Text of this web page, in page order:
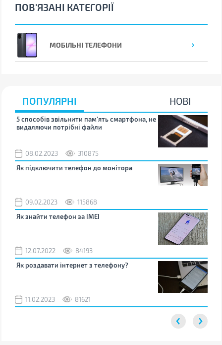
ПОВ'ЯЗАНІ КАТЕГОРІЇ
МОБІЛЬНІ ТЕЛЕФОНИ
ПОПУЛЯРНІ НОВІ
5 способів звільнити пам’ять смартфона, не
видаляючи потрібні файли
08.02.2023
310875
Як підключити телефон до монітора
09.02.2023
115868
Як знайти телефон за IMEI
12.07.2022
84193
Як роздавати інтернет з телефону?
11.02.2023 81621